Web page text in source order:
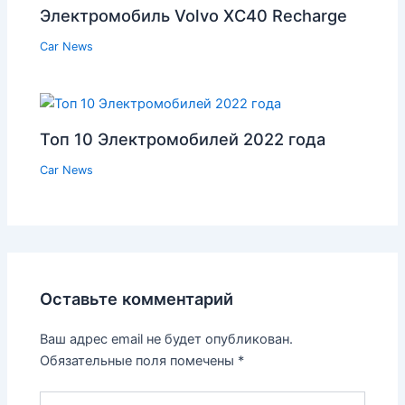
Электромобиль Volvo XC40 Recharge
Car News
Топ 10 Электромобилей 2022 года
Car News
Оставьте комментарий
Ваш адрес email не будет опубликован.
Обязательные поля помечены *